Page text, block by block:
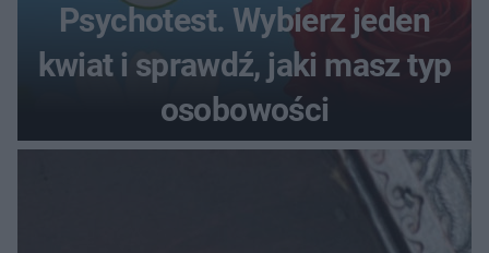
Psychotest. Wybierz jeden
kwiat i sprawdź, jaki masz typ
osobowości